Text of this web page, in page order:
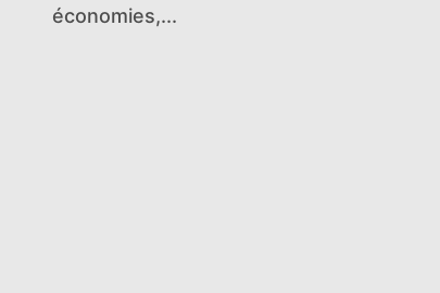
économies,...